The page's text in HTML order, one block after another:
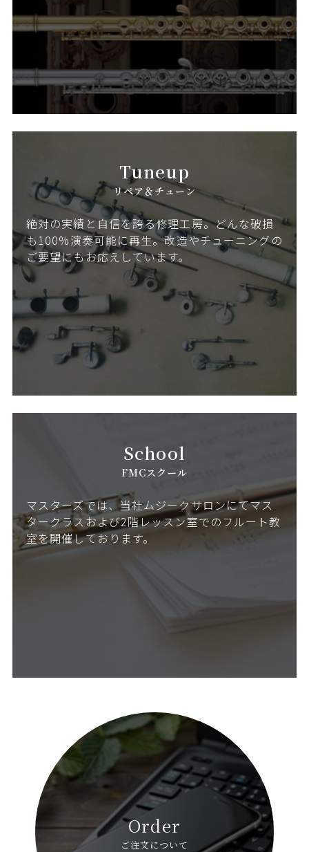
Tuneup
リペア＆チューン
絶対の実績と自信を誇る修理工房。どんな破損
も100%演奏可能に再生。改造やチューニングの
ご要望にもお応えしています。
School
FMCスクール
マスターズでは、当社ムジークサロンにてマス
タークラスおよび2階レッスン室でのフルート教
室を開催しております。
Order
ご注文について